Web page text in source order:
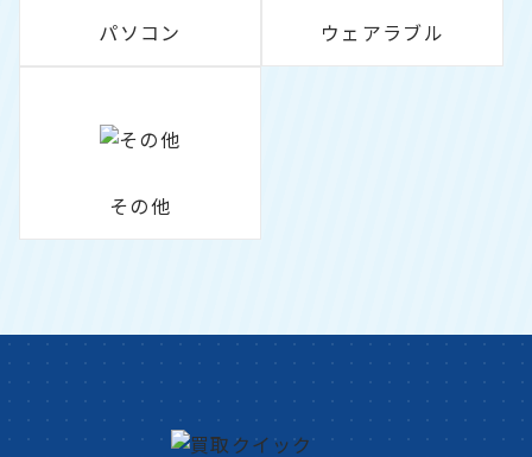
パソコン ウェアラブル
その他